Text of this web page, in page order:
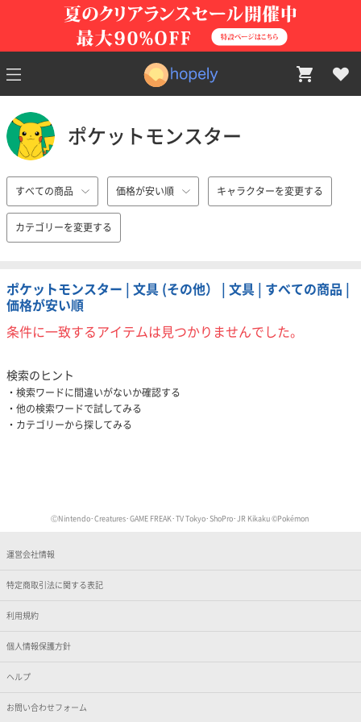
ポケットモンスター
すべての商品 価格が安い順 キャラクターを変更する
カテゴリーを変更する
ポケットモンスター | 文具 (その他） | 文具 | すべての商品 |
価格が安い順
条件に一致するアイテムは見つかりませんでした。
検索のヒント
検索ワードに間違いがないか確認する
他の検索ワードで試してみる
カテゴリーから探してみる
ⒸNintendo･Creatures･GAME FREAK･TV Tokyo･ShoPro･JR Kikaku ©Pokémon
運営会社情報
特定商取引法に関する表記
利用規約
個人情報保護方針
ヘルプ
お問い合わせフォーム